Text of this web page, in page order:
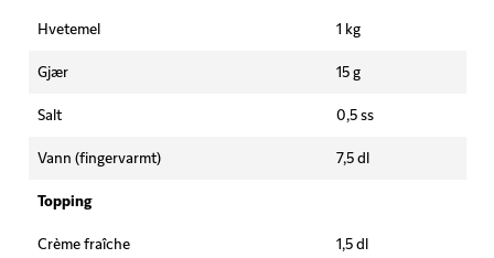
Hvetemel 1 kg
Gjær 15 g
Salt 0,5 ss
Vann (fingervarmt) 7,5 dl
Topping
Crème fraîche 1,5 dl